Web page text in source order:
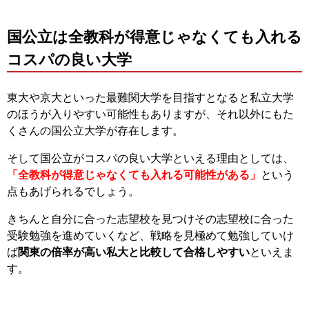
国公立は全教科が得意じゃなくても入れる
コスパの良い大学
東大や京大といった最難関大学を目指すとなると私立大学
のほうが入りやすい可能性もありますが、それ以外にもた
くさんの国公立大学が存在します。
そして国公立がコスパの良い大学といえる理由としては、
「全教科が得意じゃなくても入れる可能性がある」 という
点もあげられるでしょう。
きちんと自分に合った志望校を見つけその志望校に合った
受験勉強を進めていくなど、戦略を見極めて勉強していけ
ば関東の倍率が高い私大と比較して合格しやすいといえま
す。